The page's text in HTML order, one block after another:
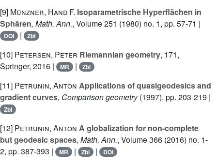
[9] Münzner, Hand F. Isoparametrische Hyperflächen in
Sphären, Math. Ann., Volume 251 (1980) no. 1, pp. 57-71 |
DOI | Zbl
[10] Petersen, Peter Riemannian geometry, 171,
Springer, 2016 |
MR | Zbl
[11] Petrunin, Anton Applications of quasigeodesics and
gradient curves, Comparison geometry(1997), pp. 203-219 |
Zbl
[12] Petrunin, Anton A globalization for non-complete
but geodesic spaces, Math. Ann., Volume 366 (2016) no. 1-
2, pp. 387-393 |
MR | Zbl | DOI